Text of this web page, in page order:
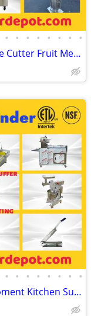
• • • • • • • •
Onions, tomatoes, peppers Vegetable Cutter Fruit Meat Food Prep / Proc
• • • • • • • •
Meat Slicer Grinder Processing Equipment Kitchen Supplies